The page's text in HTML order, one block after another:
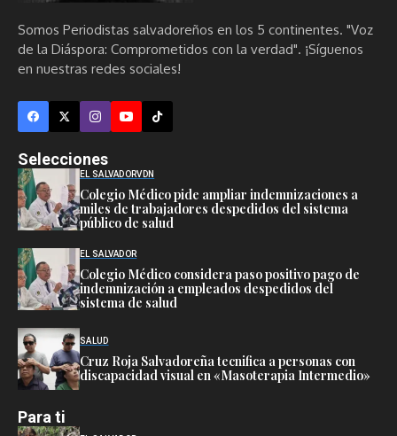
Somos Periodistas salvadoreños en los 5 continentes. "Voz
de la Diáspora: Comprometidos con la verdad". ¡Síguenos
en nuestras redes sociales!
Selecciones
EL SALVADORVDN
Colegio Médico pide ampliar indemnizaciones a
miles de trabajadores despedidos del sistema
público de salud
EL SALVADOR
Colegio Médico considera paso positivo pago de
indemnización a empleados despedidos del
sistema de salud
SALUD
Cruz Roja Salvadoreña tecnifica a personas con
discapacidad visual en «Masoterapia Intermedio»
Para ti